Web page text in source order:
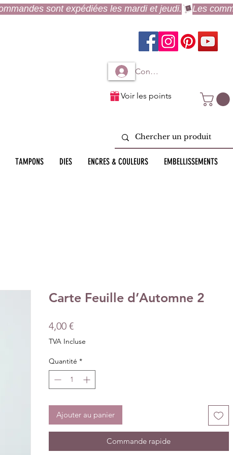
Connexion à mon compte
Voir les points
TAMPONS DIES ENCRES & COULEURS EMBELLISSEMENTS
Carte Feuille d’Automne 2
4,00 €Prix
TVA Incluse
Quantité *
Ajouter au panier
Commande rapide